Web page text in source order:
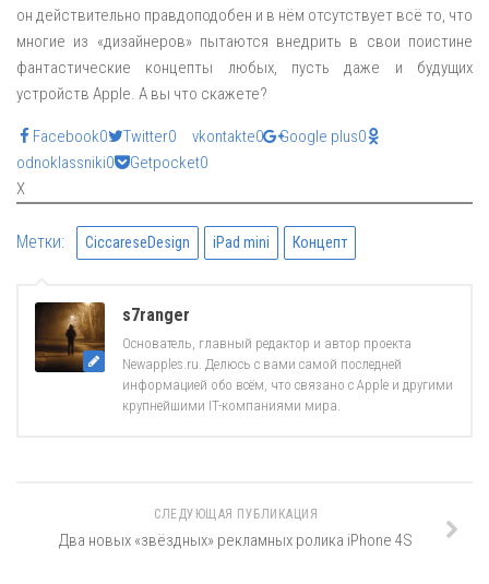
он действительно правдоподобен и в нём отсутствует всё то, что
многие из «дизайнеров» пытаются внедрить в свои поистине
фантастические концепты любых, пусть даже и будущих
устройств Apple. А вы что скажете?
Facebook0 Twitter0 vkontakte0 Google plus0
odnoklassniki0 Getpocket0
X
Метки: CiccareseDesign iPad mini Концепт
s7ranger
Основатель, главный редактор и автор проекта
Newapples.ru. Делюсь с вами самой последней
информацией обо всём, что связано с Apple и другими
крупнейшими IT-компаниями мира.
СЛЕДУЮЩАЯ ПУБЛИКАЦИЯ
Два новых «звёздных» рекламных ролика iPhone 4S